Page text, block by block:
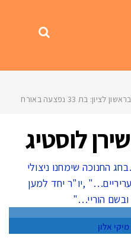
פגיעת רכב בראשון לציון: בת 33 נפצעה באורח
שירן לוסטיג
מיקי אלון